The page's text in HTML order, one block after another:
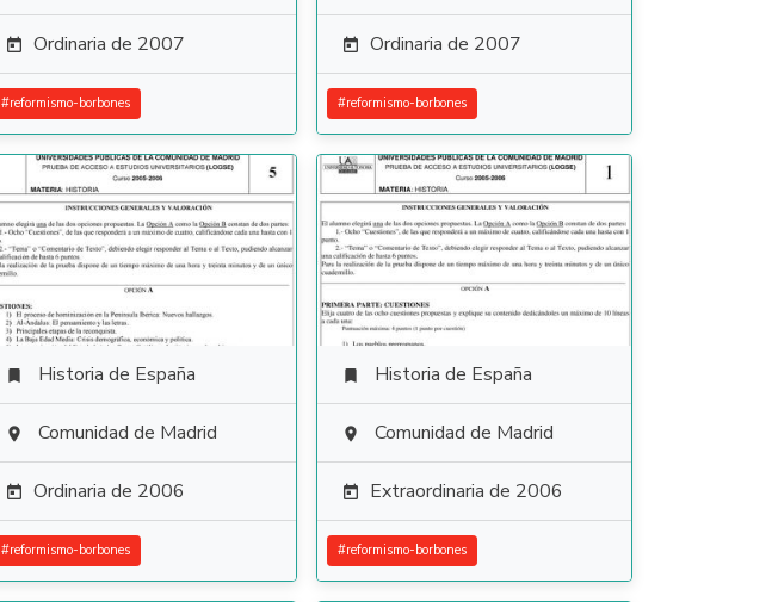
 Ordinaria de 2007
#reformismo-borbones
 Ordinaria de 2007
#reformismo-borbones
 Historia de España
 Comunidad de Madrid
 Ordinaria de 2006
#reformismo-borbones
 Historia de España
 Comunidad de Madrid
 Extraordinaria de 2006
#reformismo-borbones